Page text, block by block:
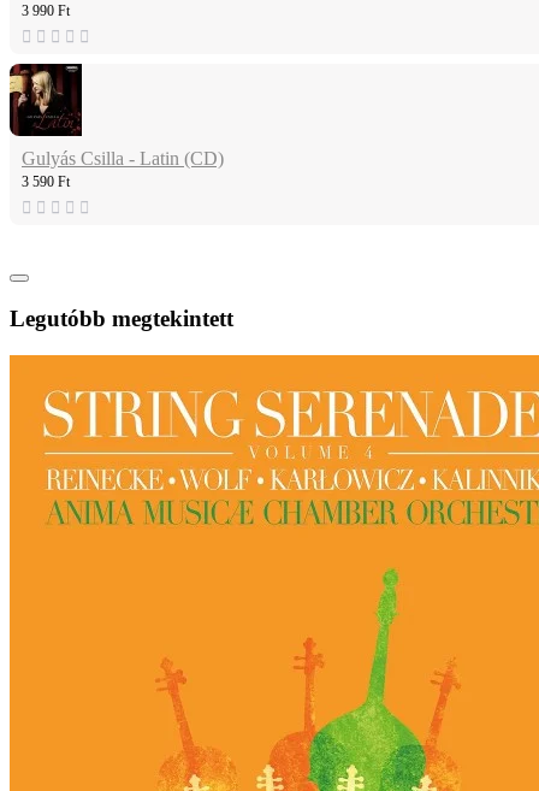
3 990 Ft
Gulyás Csilla - Latin (CD)
3 590 Ft
Legutóbb megtekintett